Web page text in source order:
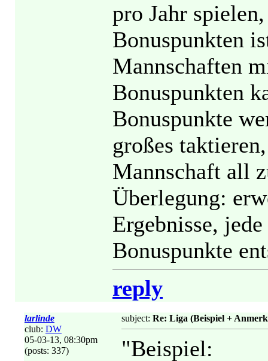
pro Jahr
Bonuspunkten
Mannschaften
Bonuspunkten
Bonuspunkte
großes
Mannschaft all
Überlegung:
Ergebnisse,
Bonuspunkte
reply
larlinde
club: DW
05-03-13, 08:30pm
(posts: 337)
subject: Re: Liga (Beispiel +
"Beispiel: